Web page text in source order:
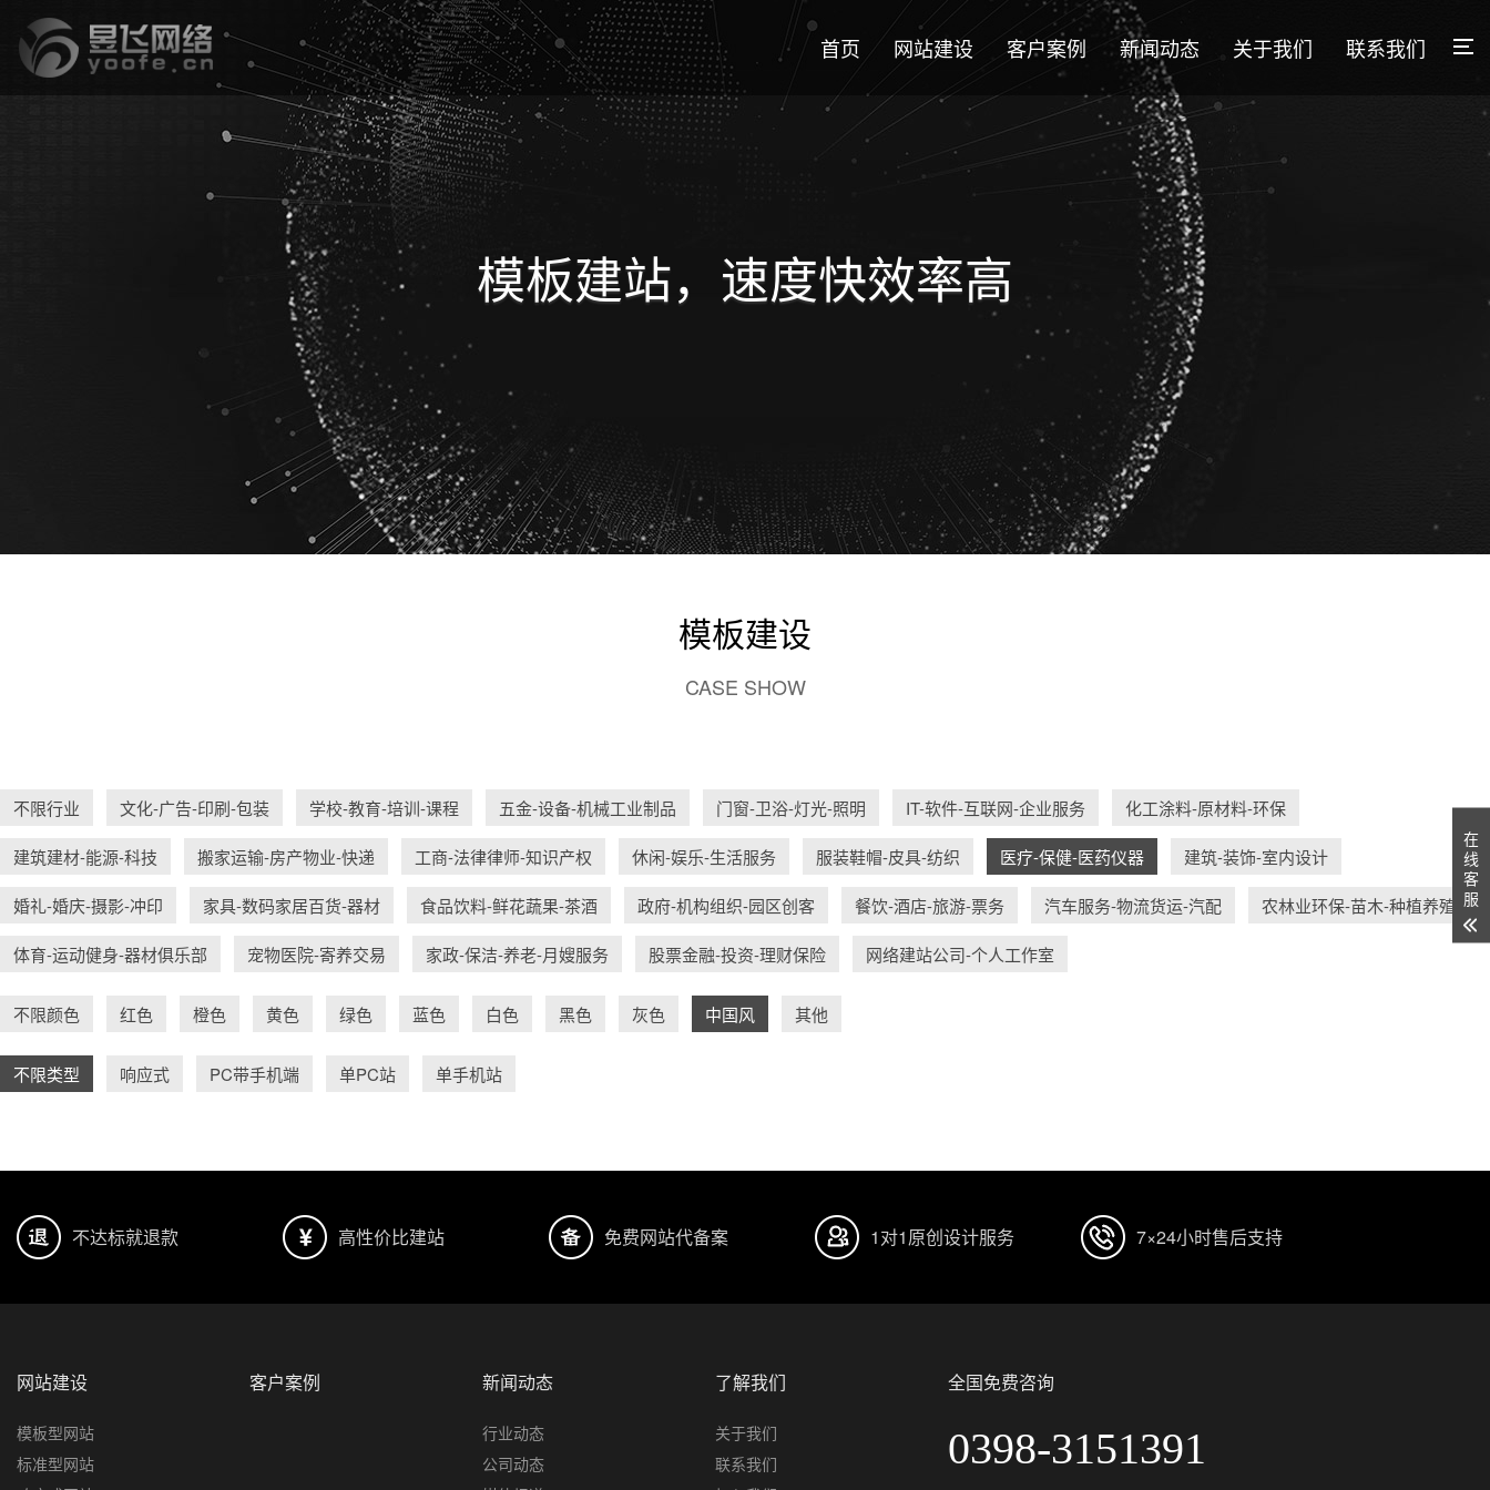
首页 网站建设 客户案例 新闻动态 关于我们 联系我们
模板建站，速度快效率高
模板建设
CASE SHOW
不限行业 文化-广告-印刷-包装 学校-教育-培训-课程 五金-设备-机械工业制品 门窗-卫浴-灯光-照明 IT-软件-互联网-企业服务 化工涂料-原材料-环保
建筑建材-能源-科技 搬家运输-房产物业-快递 工商-法律律师-知识产权 休闲-娱乐-生活服务 服装鞋帽-皮具-纺织 医疗-保健-医药仪器 建筑-装饰-室内设计
婚礼-婚庆-摄影-冲印 家具-数码家居百货-器材 食品饮料-鲜花蔬果-茶酒 政府-机构组织-园区创客 餐饮-酒店-旅游-票务 汽车服务-物流货运-汽配 农林业环保-苗木-种植养殖
体育-运动健身-器材俱乐部 宠物医院-寄养交易 家政-保洁-养老-月嫂服务 股票金融-投资-理财保险 网络建站公司-个人工作室
不限颜色 红色 橙色 黄色 绿色 蓝色 白色 黑色 灰色 中国风 其他
不限类型 响应式 PC带手机端 单PC站 单手机站
不达标就退款 高性价比建站 免费网站代备案 1对1原创设计服务 7×24小时售后支持
网站建设
模板型网站
标准型网站
客户案例 新闻动态
行业动态
公司动态
了解我们
关于我们
联系我们
全国免费咨询
0398-3151391
在
线
客
服